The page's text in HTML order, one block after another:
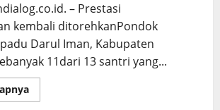
– Prestasi
kembali ditorehkanPondok
Darul Iman, Kabupaten
11dari 13 santri yang...
Read
more